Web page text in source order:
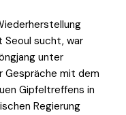
Seoul sucht, war
unter
Gespräche mit dem
Gipfeltreffens in
Regierung